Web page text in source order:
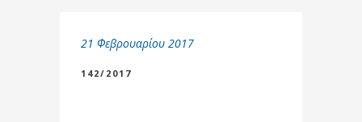
21 Φεβρουαρίου 2017
142/2017